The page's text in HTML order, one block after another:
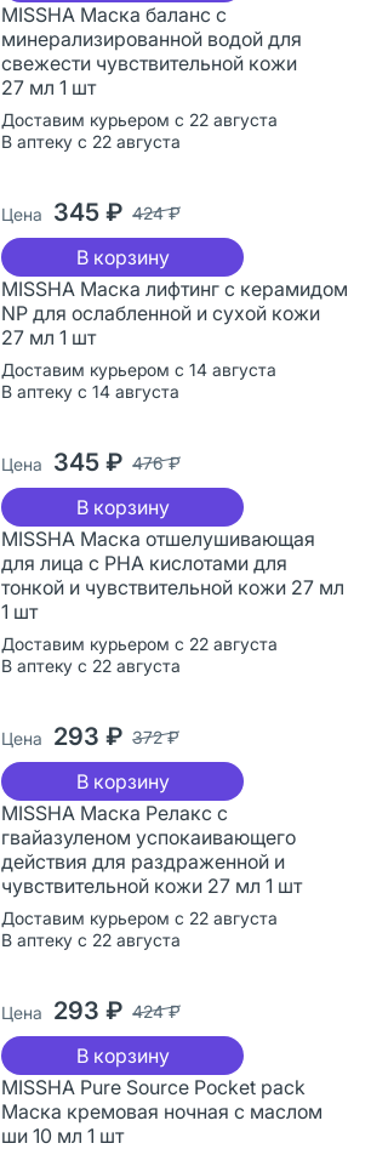
MISSHA Маска баланс с
минерализированной водой для
свежести чувствительной кожи
27 мл 1 шт
Доставим курьером с 22 августа
В аптеку с 22 августа
Цена 345 ₽ 424 ₽
В корзину
MISSHA Маска лифтинг с керамидом
NP для ослабленной и сухой кожи
27 мл 1 шт
Доставим курьером с 14 августа
В аптеку с 14 августа
Цена 345 ₽ 476 ₽
В корзину
MISSHA Маска отшелушивающая
для лица с PHA кислотами для
тонкой и чувствительной кожи 27 мл
1 шт
Доставим курьером с 22 августа
В аптеку с 22 августа
Цена 293 ₽ 372 ₽
В корзину
MISSHA Маска Релакс с
гвайазуленом успокаивающего
действия для раздраженной и
чувствительной кожи 27 мл 1 шт
Доставим курьером с 22 августа
В аптеку с 22 августа
Цена 293 ₽ 424 ₽
В корзину
MISSHA Pure Source Pocket pack
Маска кремовая ночная с маслом
ши 10 мл 1 шт